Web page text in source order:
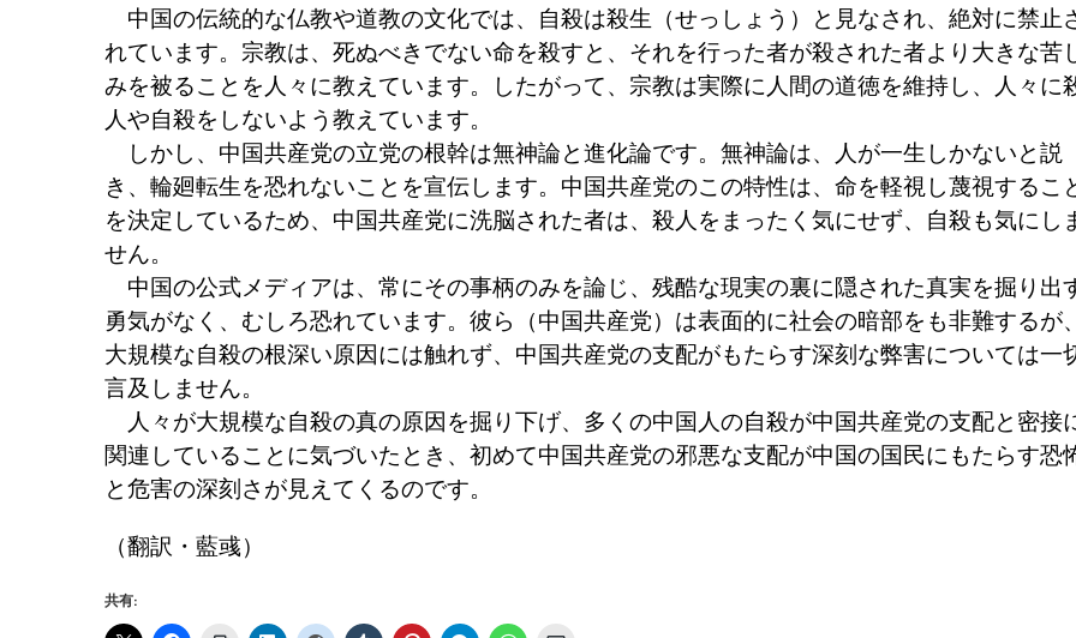
中国の伝統的な仏教や道教の文化では、自殺は殺生（せっしょう）と見なされ、絶対に禁止
れています。宗教は、死ぬべきでない命を殺すと、それを行った者が殺された者より大きな苦
みを被ることを人々に教えています。したがって、宗教は実際に人間の道徳を維持し、人々に
人や自殺をしないよう教えています。
しかし、中国共産党の立党の根幹は無神論と進化論です。無神論は、人が一生しかないと説
き、輪廻転生を恐れないことを宣伝します。中国共産党のこの特性は、命を軽視し蔑視するこ
を決定しているため、中国共産党に洗脳された者は、殺人をまったく気にせず、自殺も気にし
せん。
中国の公式メディアは、常にその事柄のみを論じ、残酷な現実の裏に隠された真実を掘り出
勇気がなく、むしろ恐れています。彼ら（中国共産党）は表面的に社会の暗部をも非難するが、
大規模な自殺の根深い原因には触れず、中国共産党の支配がもたらす深刻な弊害については一
言及しません。
人々が大規模な自殺の真の原因を掘り下げ、多くの中国人の自殺が中国共産党の支配と密接
関連していることに気づいたとき、初めて中国共産党の邪悪な支配が中国の国民にもたらす恐
と危害の深刻さが見えてくるのです。
（翻訳・藍彧）
共有: